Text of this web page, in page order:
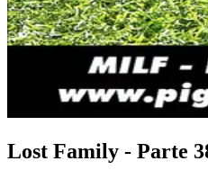
Lost Family - Parte